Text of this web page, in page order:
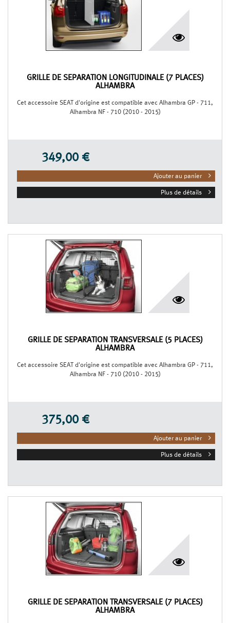
GRILLE DE SÉPARATION LONGITUDINALE (7 PLACES)
ALHAMBRA
Cet accessoire SEAT d'origine est compatible avec Alhambra GP - 711,
Alhambra NF - 710 (2010 - 2015)
349,00 €
Ajouter au panier
Plus de détails
GRILLE DE SÉPARATION TRANSVERSALE (5 PLACES)
ALHAMBRA
Cet accessoire SEAT d'origine est compatible avec Alhambra GP - 711,
Alhambra NF - 710 (2010 - 2015)
375,00 €
Ajouter au panier
Plus de détails
GRILLE DE SÉPARATION TRANSVERSALE (7 PLACES)
ALHAMBRA